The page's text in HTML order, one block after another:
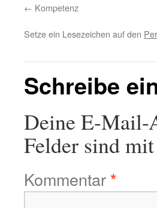
Kompetenz
Setze ein Lesezeichen auf den
Schreibe
Deine E-Mail-
Felder sind mit
Kommentar*